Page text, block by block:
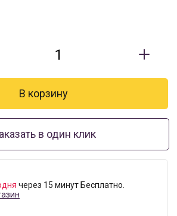
в один клик
через 15 минут Бесплатно.